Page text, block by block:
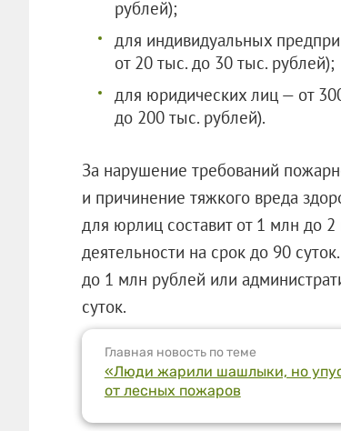
рублей);
для индивидуальных
от 20 тыс. до 30 тыс. рублей);
для юридических лиц — от
до 200 тыс. рублей).
За нарушение требований
и причинение тяжкого вреда
для юрлиц составит от 1 млн до
деятельности на срок до 90
до 1 млн рублей или
суток.
Главная новость по теме
«Люди жарили шашлыки, но
от лесных пожаров